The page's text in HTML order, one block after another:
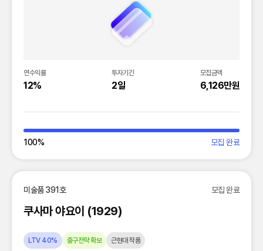
연수익률
12%
투자기간
2일
모집금액
6,126만원
100% 모집 완료
미술품 391호 모집 완료
쿠사마 야요이 (1929)
LTV 40% 출구전략 확보 근현대 작품